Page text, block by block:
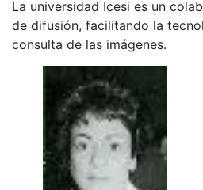
La universidad Icesi es un
de difusión, facilitando la
consulta de las imágenes.